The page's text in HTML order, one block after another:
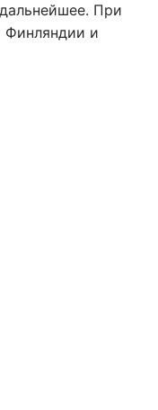
При
Финляндии и